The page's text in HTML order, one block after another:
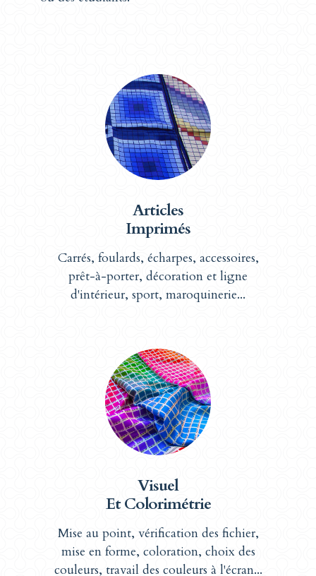
Articles
Imprimés
Carrés, foulards, écharpes, accessoires,
prêt-à-porter, décoration et ligne
d'intérieur, sport, maroquinerie...
Visuel
Et Colorimétrie
Mise au point, vérification des fichier,
mise en forme, coloration, choix des
couleurs, travail des couleurs à l'écran...